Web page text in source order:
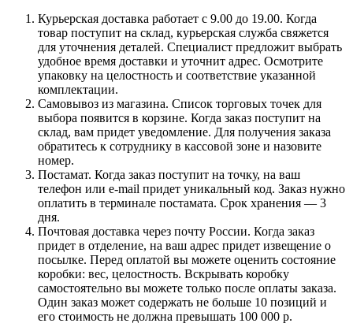
Курьерская доставка работает с 9.00 до 19.00. Когда
товар поступит на склад, курьерская служба свяжется
для уточнения деталей. Специалист предложит выбрать
удобное время доставки и уточнит адрес. Осмотрите
упаковку на целостность и соответствие указанной
комплектации.
Самовывоз из магазина. Список торговых точек для
выбора появится в корзине. Когда заказ поступит на
склад, вам придет уведомление. Для получения заказа
обратитесь к сотруднику в кассовой зоне и назовите
номер.
Постамат. Когда заказ поступит на точку, на ваш
телефон или e-mail придет уникальный код. Заказ нужно
оплатить в терминале постамата. Срок хранения — 3
дня.
Почтовая доставка через почту России. Когда заказ
придет в отделение, на ваш адрес придет извещение о
посылке. Перед оплатой вы можете оценить состояние
коробки: вес, целостность. Вскрывать коробку
самостоятельно вы можете только после оплаты заказа.
Один заказ может содержать не больше 10 позиций и
его стоимость не должна превышать 100 000 р.